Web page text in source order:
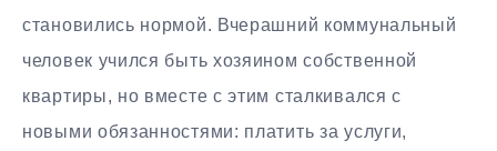
становились нормой. Вчерашний коммунальный
человек учился быть хозяином собственной
квартиры, но вместе с этим сталкивался с
новыми обязанностями: платить за услуги,